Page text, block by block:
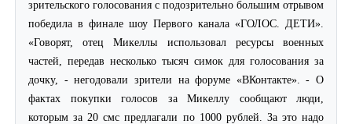
зрительского голосования с подозрительно большим отрывом
победила в финале шоу Первого канала «ГОЛОС. ДЕТИ».
«Говорят, отец Микеллы использовал ресурсы военных
частей, передав несколько тысяч симок для голосования за
дочку, - негодовали зрители на форуме «ВКонтакте». - О
фактах покупки голосов за Микеллу сообщают люди,
которым за 20 смс предлагали по 1000 рублей. За это надо